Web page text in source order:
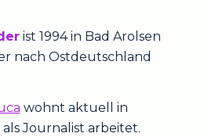
ist 1994 in Bad Arolsen
nach Ostdeutschland
wohnt aktuell in
Journalist arbeitet.